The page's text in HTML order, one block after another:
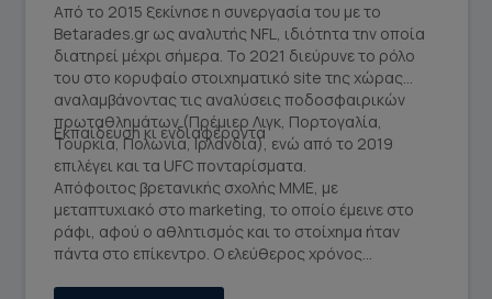
Από το 2015 ξεκίνησε η συνεργασία του με το
Betarades.gr ως αναλυτής NFL, ιδιότητα την οποία
διατηρεί μέχρι σήμερα. Το 2021 διεύρυνε το ρόλο
του στο κορυφαίο στοιχηματικό site της χώρας
αναλαμβάνοντας τις αναλύσεις ποδοσφαιρικών
πρωταθλημάτων (Πρέμιερ Λιγκ, Πορτογαλία,
Τουρκία, Πολωνία, Ιρλανδία), ενώ από το 2019
επιλέγει και τα UFC πονταρίσματα.
Εκπαίδευση κι ενδιαφέροντα
Απόφοιτος βρετανικής σχολής MME, με
μεταπτυχιακό στο marketing, το οποίο έμεινε στο
ράφι, αφού ο αθλητισμός και το στοίχημα ήταν
πάντα στο επίκεντρο. Ο ελεύθερος χρόνος